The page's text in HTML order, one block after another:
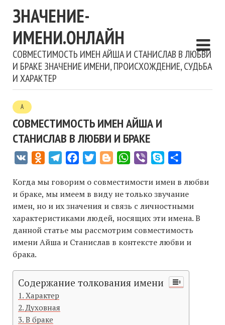
ЗНАЧЕНИЕ-
ИМЕНИ.ОНЛАЙН
СОВМЕСТИМОСТЬ ИМЕН АЙША И СТАНИСЛАВ В ЛЮБВИ
И БРАКЕ ЗНАЧЕНИЕ ИМЕНИ, ПРОИСХОЖДЕНИЕ, СУДЬБА
И ХАРАКТЕР
А
СОВМЕСТИМОСТЬ ИМЕН АЙША И
СТАНИСЛАВ В ЛЮБВИ И БРАКЕ
VK Odnoklassniki
TelegramFacebookTwitterBloggerWhatsApp
Viber Skype
Когда мы говорим о совместимости имен в любви
и браке, мы имеем в виду не только звучание
имен, но и их значения и связь с личностными
характеристиками людей, носящих эти имена. В
данной статье мы рассмотрим совместимость
имени Айша и Станислав в контексте любви и
брака.
Содержание толкования имени
Характер
Духовная
В браке